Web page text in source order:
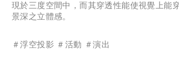
現於三度空間中，而其穿透性能使視覺上能
景深之立體感。
＃浮空投影 ＃活動 ＃演出